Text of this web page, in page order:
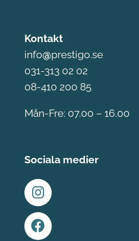
Kontakt
info@prestigo.se
031-313 02 02
08-410 200 85
Mån-Fre: 07.00 – 16.00
Sociala medier